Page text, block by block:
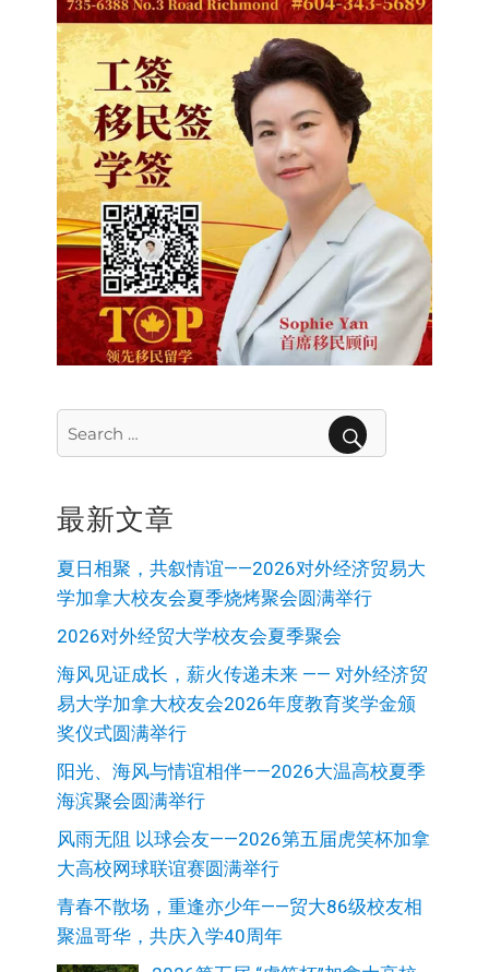
for:
最新文章
夏日相聚，共叙情谊——2026对外经济贸易大
学加拿大校友会夏季烧烤聚会圆满举行
2026对外经贸大学校友会夏季聚会
海风见证成长，薪火传递未来 —— 对外经济贸
易大学加拿大校友会2026年度教育奖学金颁
奖仪式圆满举行
阳光、海风与情谊相伴——2026大温高校夏季
海滨聚会圆满举行
风雨无阻 以球会友——2026第五届虎笑杯加拿
大高校网球联谊赛圆满举行
青春不散场，重逢亦少年——贸大86级校友相
聚温哥华，共庆入学40周年